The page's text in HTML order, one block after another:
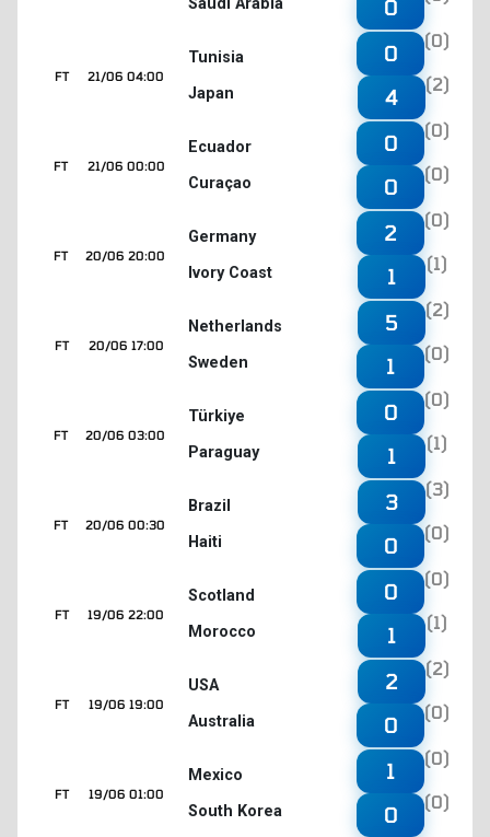
0
21/06 04:00
FT
Tunisia
Japan
0
(0)
4
(2)
21/06 00:00
FT
Ecuador
Curaçao
0
(0)
0
(0)
20/06 20:00
FT
Germany
Ivory Coast
2
(0)
1
(1)
20/06 17:00
FT
Netherlands
Sweden
5
(2)
1
(0)
20/06 03:00
FT
Türkiye
Paraguay
0
(0)
1
(1)
20/06 00:30
FT
Brazil
Haiti
3
(3)
0
(0)
19/06 22:00
FT
Scotland
Morocco
0
(0)
1
(1)
19/06 19:00
FT
USA
Australia
2
(2)
0
(0)
19/06 01:00
FT
Mexico
South Korea
1
(0)
0
(0)